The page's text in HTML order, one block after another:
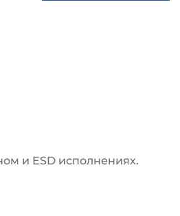
и ESD исполнениях.